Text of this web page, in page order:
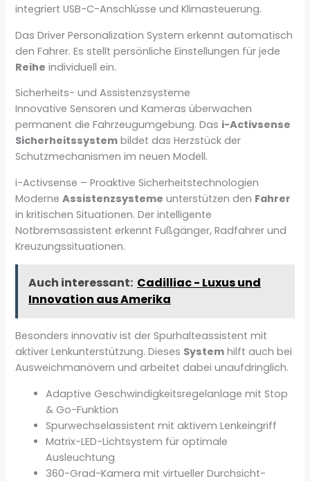
integriert USB-C-Anschlüsse und Klimasteuerung.
Das Driver Personalization System erkennt automatisch
den Fahrer. Es stellt persönliche Einstellungen für jede
Reihe individuell ein.
Sicherheits- und Assistenzsysteme
Innovative Sensoren und Kameras überwachen
permanent die Fahrzeugumgebung. Das i-Activsense
Sicherheitssystem bildet das Herzstück der
Schutzmechanismen im neuen Modell.
i-Activsense – Proaktive Sicherheitstechnologien
ModerneAssistenzsysteme unterstützen den Fahrer
in kritischen Situationen. Der intelligente
Notbremsassistent erkennt Fußgänger, Radfahrer und
Kreuzungssituationen.
Auch interessant: Cadilliac - Luxus und
Innovation aus Amerika
Besonders innovativ ist der Spurhalteassistent mit
aktiver Lenkunterstützung. Dieses System hilft auch bei
Ausweichmanövern und arbeitet dabei unaufdringlich.
Adaptive Geschwindigkeitsregelanlage mit Stop
& Go-Funktion
Spurwechselassistent mit aktivem Lenkeingriff
Matrix-LED-Lichtsystem für optimale
Ausleuchtung
360-Grad-Kamera mit virtueller Durchsicht-